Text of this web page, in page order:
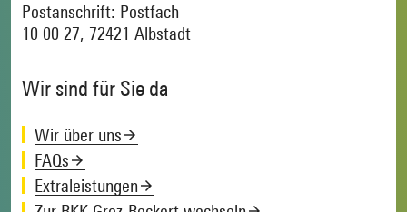
Postanschrift: Postfach
10 00 27, 72421 Albstadt
Wir sind für Sie da
Wir über uns
FAQs
Extraleistungen